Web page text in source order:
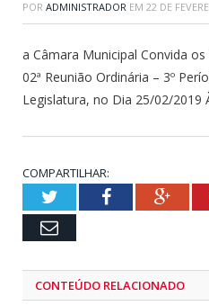
POR ADMINISTRADOR EM 22 DE
a Câmara Municipal Convida
02ª Reunião Ordinária – 3º
Legislatura, no Dia 25/02/2019
COMPARTILHAR:
TwitterFacebook
Email
CONTEÚDO RELACIONADO